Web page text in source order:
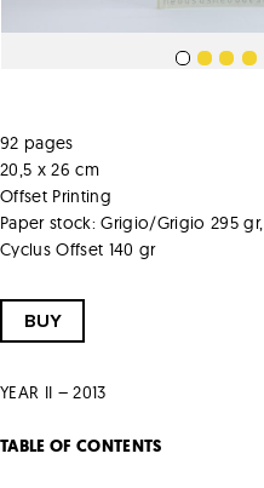
92 pages
20,5 x 26 cm
Offset Printing
Paper stock: Grigio/Grigio 295 gr,
Cyclus Offset 140 gr
BUY
YEAR II – 2013
TABLE OF CONTENTS